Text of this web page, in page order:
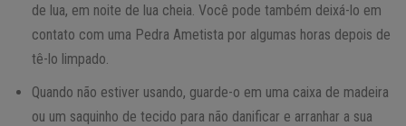
de lua, em noite de lua cheia. Você pode também deixá-lo em
contato com uma Pedra Ametista por algumas horas depois de
tê-lo limpado.
Quando não estiver usando, guarde-o em uma caixa de madeira
ou um saquinho de tecido para não danificar e arranhar a sua